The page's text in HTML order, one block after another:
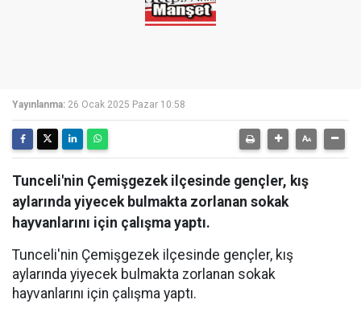
Yayınlanma: 26 Ocak 2025 Pazar 10:58
Tunceli'nin Çemişgezek ilçesinde gençler, kış
aylarında yiyecek bulmakta zorlanan sokak
hayvanlarını için çalışma yaptı.
Tunceli'nin Çemişgezek ilçesinde gençler, kış
aylarında yiyecek bulmakta zorlanan sokak
hayvanlarını için çalışma yaptı.